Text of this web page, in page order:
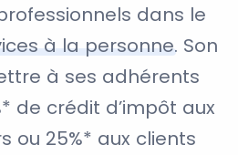
dans le
à la personne. Son
à ses adhérents
de crédit d’impôt aux
ou 25%* aux clients